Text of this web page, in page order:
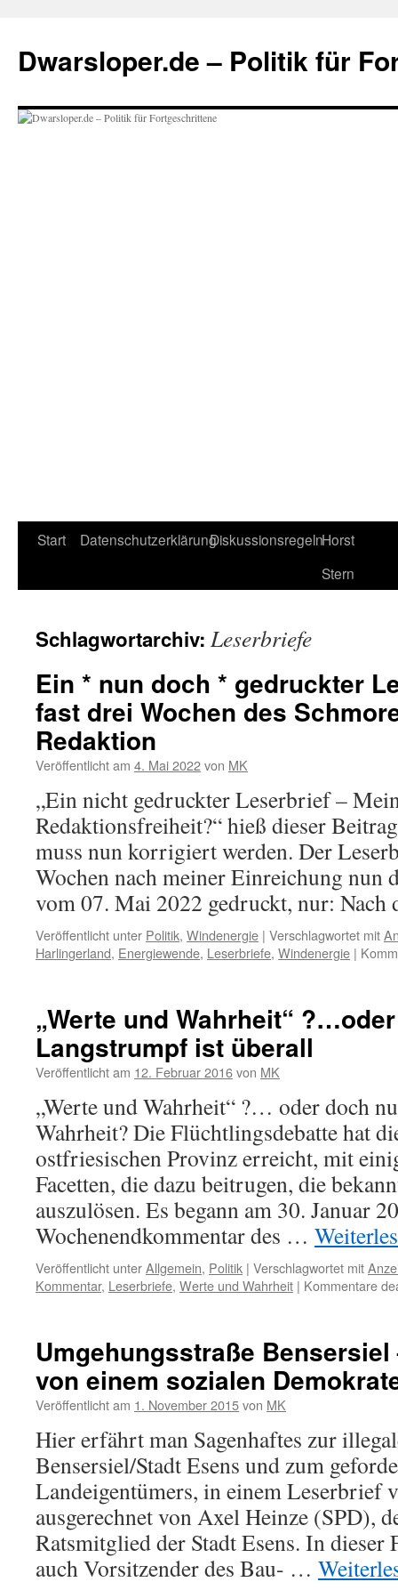
springen
Dwarsloper.de – Politik für
Start DatenschutzerklärungDiskussionsregelnHorst
Stern
Schlagwortarchiv: Leserbriefe
Ein * nun doch * gedruckter
fast drei Wochen des
Redaktion
Veröffentlicht am 4. Mai 2022von MK
„Ein nicht gedruckter Leserbrief –
Redaktionsfreiheit?“ hieß dieser
muss nun korrigiert werden. Der
Wochen nach meiner Einreichung nun
vom 07. Mai 2022 gedruckt, nur:
Veröffentlicht unter Politik, Windenergie | Verschlagwortet mit
Harlingerland, Energiewende, Leserbriefe, Windenergie |
„Werte und Wahrheit“
Langstrumpf ist überall
Veröffentlicht am 12. Februar 2016von MK
„Werte und Wahrheit“ ?… oder doch
Wahrheit? Die Flüchtlingsdebatte hat
ostfriesischen Provinz erreicht, mit
Facetten, die dazu beitrugen, die
auszulösen. Es begann am 30. Januar
Wochenendkommentar des …
Veröffentlicht unterAllgemein, Politik | Verschlagwortet mit
Kommentar, Leserbriefe, Werte und Wahrheit | Kommentare
Umgehungsstraße
von einem sozialen
Veröffentlicht am 1. November 2015von MK
Hier erfährt man Sagenhaftes zur
Bensersiel/Stadt Esens und zum
Landeigentümers, in einem Leserbrief
ausgerechnet von Axel Heinze (SPD),
Ratsmitglied der Stadt Esens. In dieser
auch Vorsitzender des Bau- …